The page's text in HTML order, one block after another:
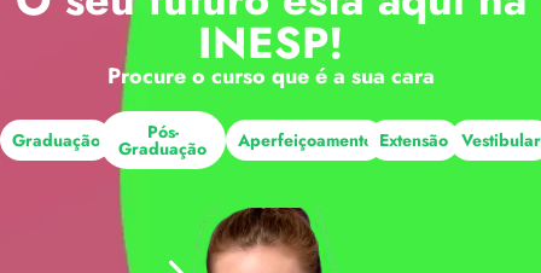
INESP!
Procure o curso que é a sua cara
Graduação Pós-
Graduação Aperfeiçoamento Extensão Vestibular